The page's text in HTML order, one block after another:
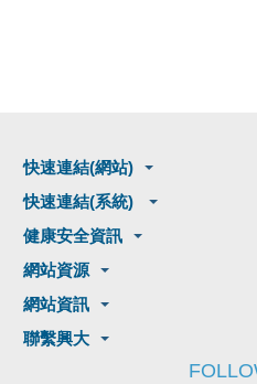
快速連結(網站)
快速連結(系統)
健康安全資訊
網站資源
網站資訊
聯繫興大